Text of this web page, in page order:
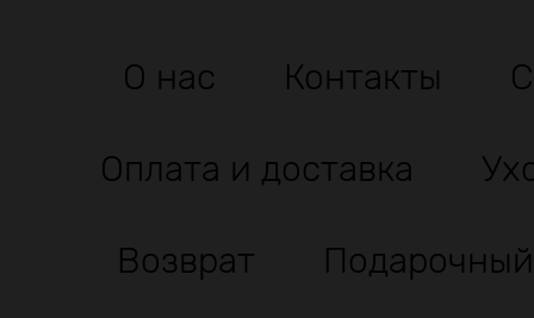
О нас Контакты
Оплата и доставка
Возврат